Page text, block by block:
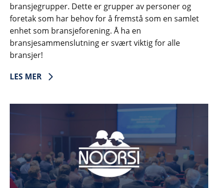
bransjegrupper. Dette er grupper av personer og
foretak som har behov for å fremstå som en samlet
enhet som bransjeforening. Å ha en
bransjesammenslutning er svært viktig for alle
bransjer!
LES MER